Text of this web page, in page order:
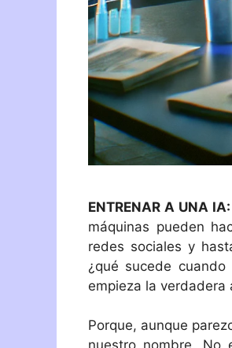
ENTRENAR A UNA IA:
máquinas pueden
redes sociales y
¿qué sucede
empieza la verdadera
Porque, aunque